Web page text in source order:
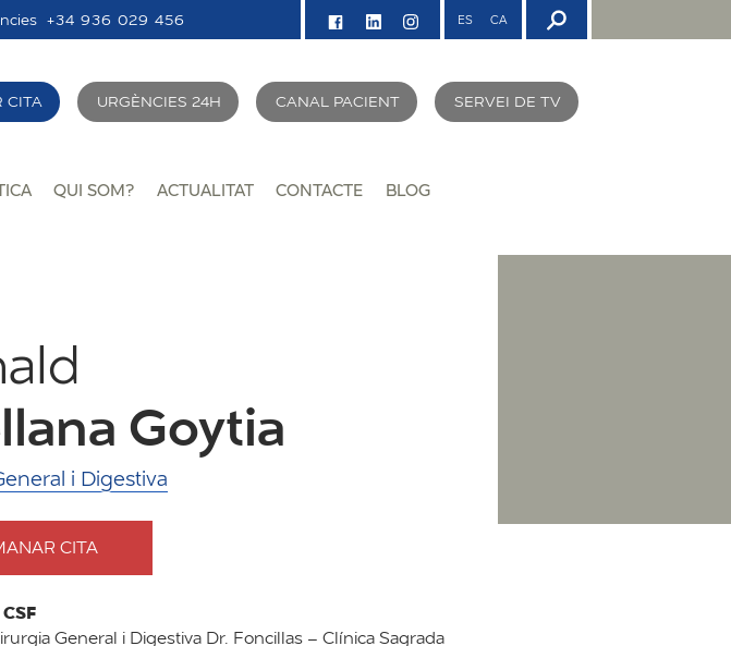
+34 936 029 456 ES CA
CITA URGÈNCIES 24H CANAL PACIENT SERVEI DE TV
QUI SOM? ACTUALITAT CONTACTE BLOG
Goytia
i Digestiva
CITA
DOCTOR
General i Digestiva Dr. Foncillas – Clínica Sagrada